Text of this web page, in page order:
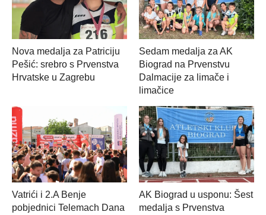
Nova medalja za Patriciju
Pešić: srebro s Prvenstva
Hrvatske u Zagrebu
Sedam medalja za AK
Biograd na Prvenstvu
Dalmacije za limače i
limačice
Vatrići i 2.A Benje
pobjednici Telemach Dana
AK Biograd u usponu: Šest
medalja s Prvenstva